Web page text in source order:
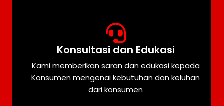
Konsultasi dan Edukasi
Kami memberikan saran dan edukasi kepada
Konsumen mengenai kebutuhan dan keluhan
dari konsumen